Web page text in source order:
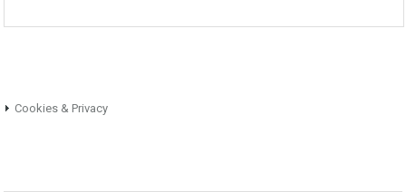
Cookies & Privacy